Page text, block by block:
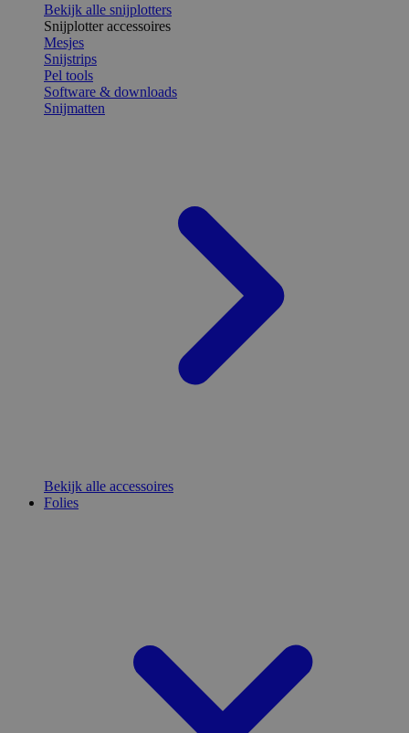
Bekijk alle snijplotters
Snijplotter accessoires
Mesjes
Snijstrips
Pel tools
Software & downloads
Snijmatten
Bekijk alle accessoires
Folies